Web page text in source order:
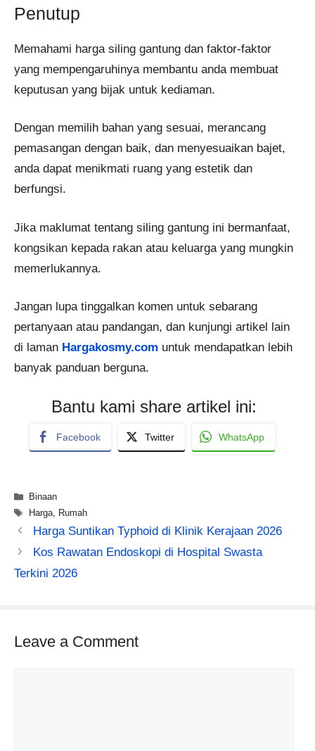
Penutup
Memahami harga siling gantung dan faktor-faktor
yang mempengaruhinya membantu anda membuat
keputusan yang bijak untuk kediaman.
Dengan memilih bahan yang sesuai, merancang
pemasangan dengan baik, dan menyesuaikan bajet,
anda dapat menikmati ruang yang estetik dan
berfungsi.
Jika maklumat tentang siling gantung ini bermanfaat,
kongsikan kepada rakan atau keluarga yang mungkin
memerlukannya.
Jangan lupa tinggalkan komen untuk sebarang
pertanyaan atau pandangan, dan kunjungi artikel lain
di laman Hargakosmy.com untuk mendapatkan lebih
banyak panduan berguna.
Bantu kami share artikel ini:
Facebook Twitter WhatsApp
Categories
Binaan
Tags
Harga, Rumah
Harga Suntikan Typhoid di Klinik Kerajaan 2026
Kos Rawatan Endoskopi di Hospital Swasta
Terkini 2026
Leave a Comment